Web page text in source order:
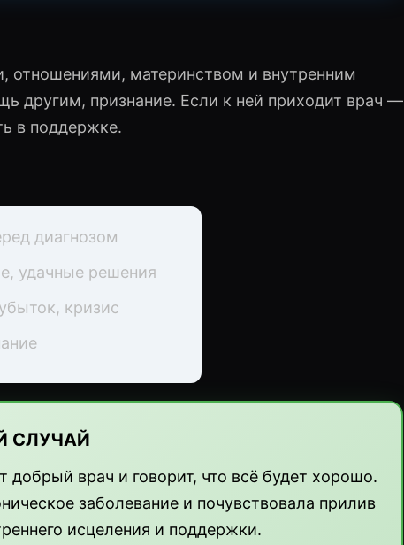
отношениями, материнством и внутренним
другим, признание. Если к ней приходит врач —
в поддержке.
диагнозом
удачные решения
кризис
СЛУЧАЙ
врач и говорит, что всё будет хорошо.
заболевание и почувствовала прилив
исцеления и поддержки.